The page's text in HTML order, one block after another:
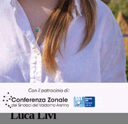
Cultura Martina Giardi - 9 Agosto 2026
Dal treno all’ospedale,
“Frammenti”: il primo
Luca Livi